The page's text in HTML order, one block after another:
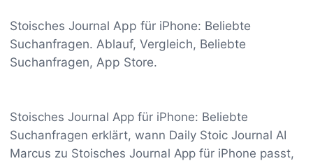
Stoisches Journal App für iPhone: Beliebte
Suchanfragen. Ablauf, Vergleich, Beliebte
Suchanfragen, App Store.
Stoisches Journal App für iPhone: Beliebte
Suchanfragen erklärt, wann Daily Stoic Journal AI
Marcus zu Stoisches Journal App für iPhone passt,